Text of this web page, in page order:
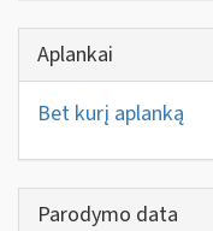
Aplankai
Bet kurį aplanką
Parodymo data